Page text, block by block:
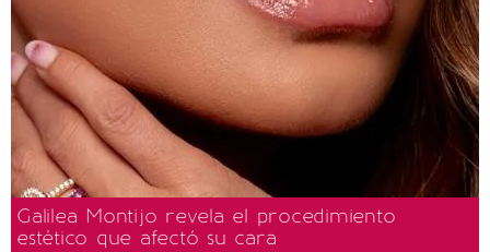
Galilea Montijo revela el procedimiento
estético que afectó su cara